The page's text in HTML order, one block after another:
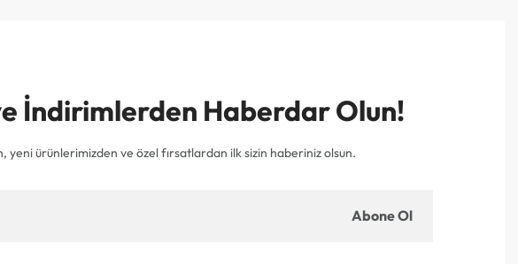
İndirimlerden Haberdar Olun!
yeni ürünlerimizden ve özel fırsatlardan ilk sizin haberiniz olsun.
Abone Ol